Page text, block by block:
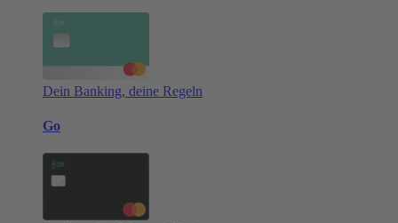
Dein Banking, deine Regeln
Go